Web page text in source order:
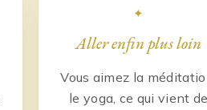
✦
Aller enfin plus loin
Vous aimez la
le yoga, ce qui vient de